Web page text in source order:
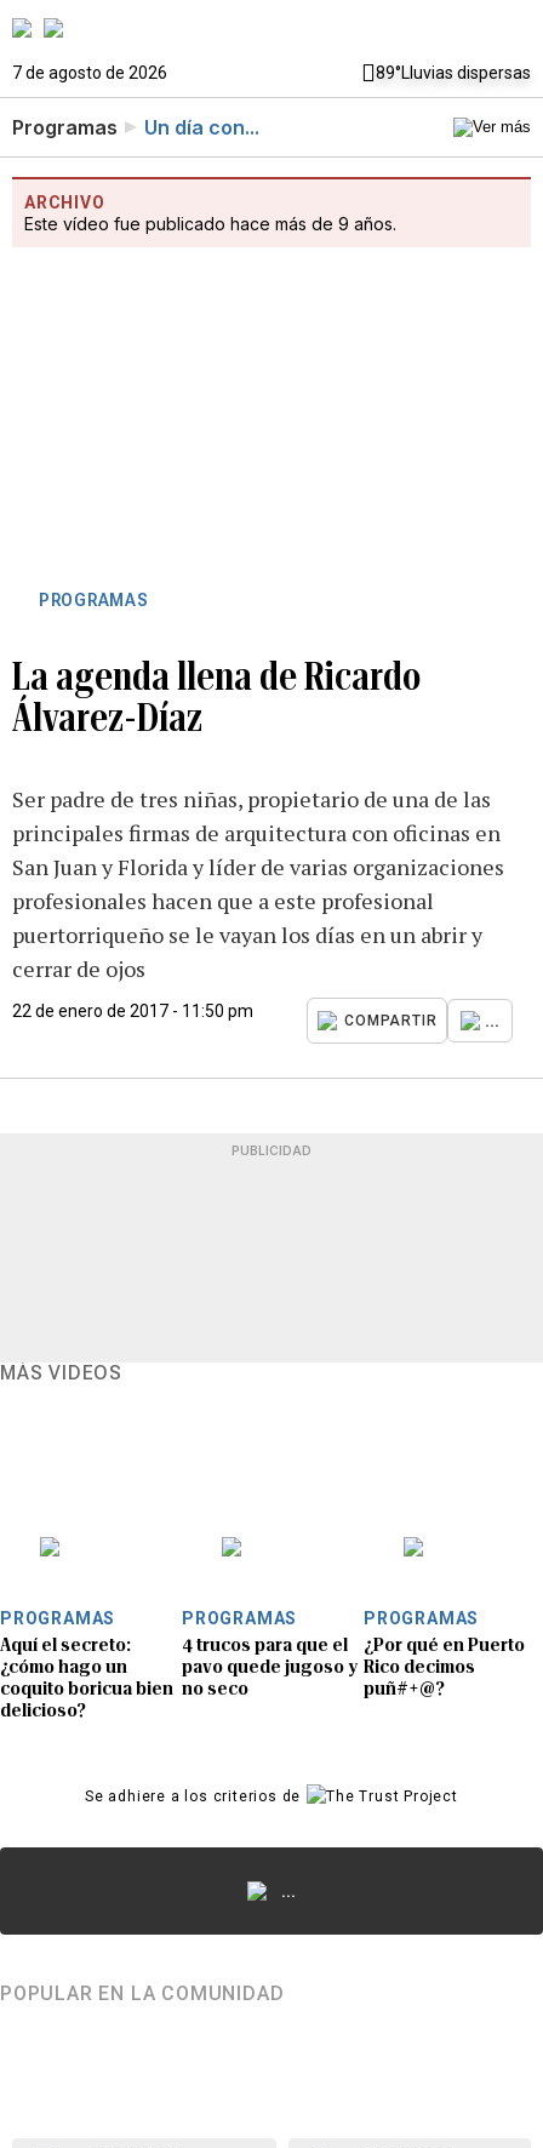
7 de agosto de 2026 89°Lluvias dispersas
Programas Un día con...
ARCHIVO
Este vídeo fue publicado hace más de 9 años.
PROGRAMAS
La agenda llena de Ricardo
Álvarez-Díaz
Ser padre de tres niñas, propietario de una de las
principales firmas de arquitectura con oficinas en
San Juan y Florida y líder de varias organizaciones
profesionales hacen que a este profesional
puertorriqueño se le vayan los días en un abrir y
cerrar de ojos
22 de enero de 2017 - 11:50 pm
COMPARTIR ...
PUBLICIDAD
MÁS VIDEOS
PROGRAMAS
Aquí el secreto:
¿cómo hago un
coquito boricua bien
delicioso?
PROGRAMAS
4 trucos para que el
pavo quede jugoso y
no seco
PROGRAMAS
¿Por qué en Puerto
Rico decimos
puñ#+@?
Se adhiere a los criterios de
...
POPULAR EN LA COMUNIDAD